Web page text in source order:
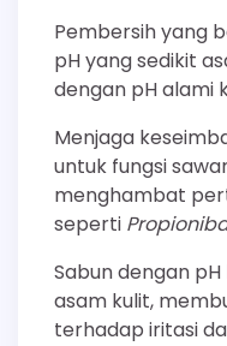
Pembersih yang
pH yang sedikit
dengan pH alami
Menjaga
untuk fungsi
menghambat
seperti
Sabun dengan
asam kulit,
terhadap iritasi